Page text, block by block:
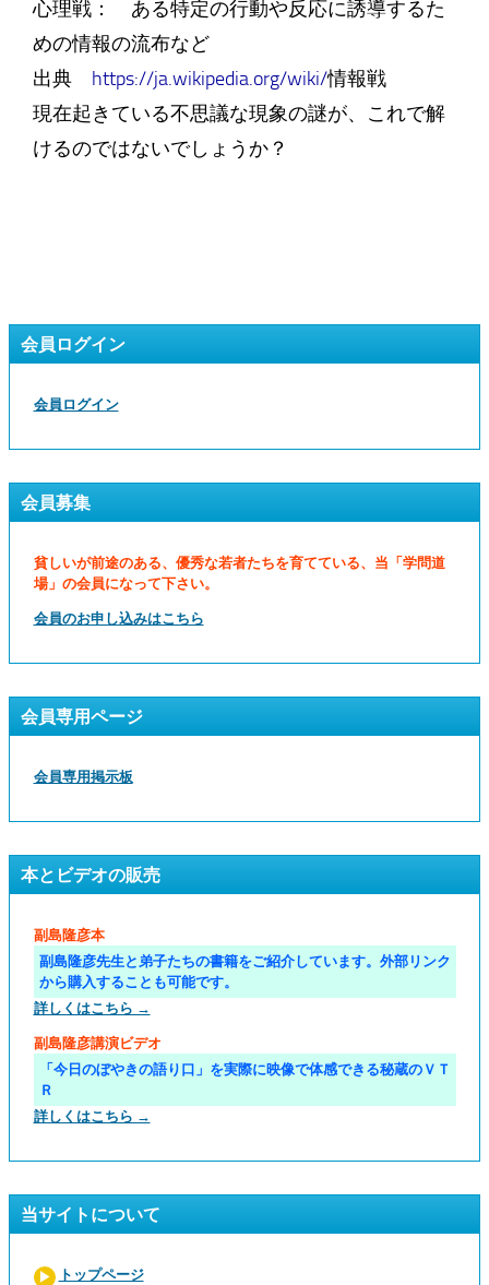
心理戦： ある特定の行動や反応に誘導するた
めの情報の流布など
出典 https://ja.wikipedia.org/wiki/情報戦
現在起きている不思議な現象の謎が、これで解
けるのではないでしょうか？
会員ログイン
会員ログイン
会員募集
貧しいが前途のある、優秀な若者たちを育てている、当「学問道
場」の会員になって下さい。
会員のお申し込みはこちら
会員専用ページ
会員専用掲示板
本とビデオの販売
副島隆彦本
副島隆彦先生と弟子たちの書籍をご紹介しています。外部リンク
から購入することも可能です。
詳しくはこちら →
副島隆彦講演ビデオ
「今日のぼやきの語り口」を実際に映像で体感できる秘蔵のＶＴ
Ｒ
詳しくはこちら →
当サイトについて
トップページ